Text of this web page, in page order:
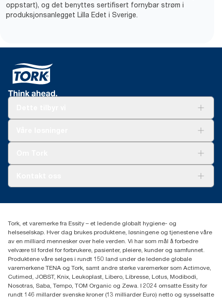
oppstart), og det benyttes sertifisert fornybar strøm i
produksjonsanlegget Lilla Edet i Sverige.
(+47) 22 70 62 00
Fredrik Selmers vei 6
0603 OSLO
Tork, et varemerke fra Essity – et ledende globalt hygiene- og
helseselskap. Hver dag brukes produktene, løsningene og tjenestene våre
av en milliard mennesker over hele verden. Vi har som mål å forbedre
velvære til fordel for forbrukere, pasienter, pleiere, kunder og samfunnet.
Produktene våre selges i rundt 150 land under de ledende globale
varemerkene TENA og Tork, samt andre sterke varemerker som Actimove,
Cutimed, JOBST, Knix, Leukoplast, Libero, Libresse, Lotus, Modibodi,
Nosotras, Saba, Tempo, TOM Organic og Zewa. I 2024 omsatte Essity for
rundt 146 millarder svenske kroner (13 milliarder Euro) netto og sysselsatte